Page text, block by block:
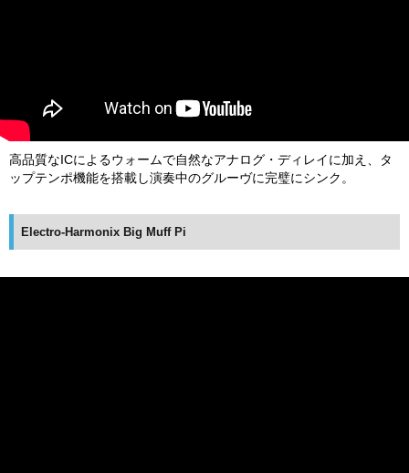
高品質なICによるウォームで自然なアナログ・ディレイに加え、タ
ップテンポ機能を搭載し演奏中のグルーヴに完璧にシンク。
Electro-Harmonix Big Muff Pi